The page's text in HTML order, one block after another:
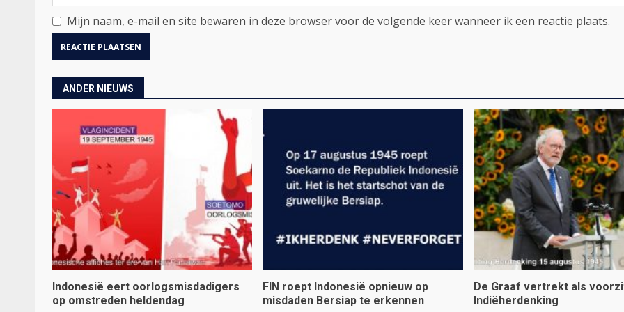
Mijn naam, e-mail en site bewaren in deze browser voor de volgende keer wanneer ik een reactie plaats.
ANDER NIEUWS
Indonesië eert oorlogsmisdadigers
op omstreden heldendag
FIN roept Indonesië opnieuw op
misdaden Bersiap te erkennen
De Graaf vertrekt als
Indiëherdenking